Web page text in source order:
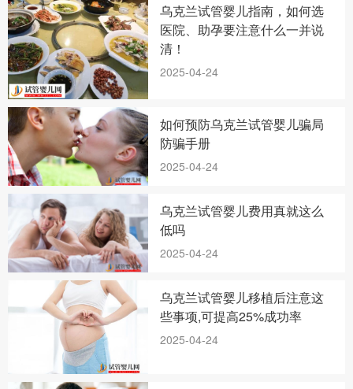
乌克兰试管婴儿指南，如何选
医院、助孕要注意什么一并说
清！
2025-04-24
如何预防乌克兰试管婴儿骗局
防骗手册
2025-04-24
乌克兰试管婴儿费用真就这么
低吗
2025-04-24
乌克兰试管婴儿移植后注意这
些事项,可提高25%成功率
2025-04-24